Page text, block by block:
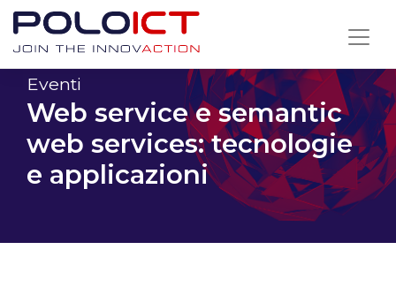
Skip
contentEventi
Web service e semantic
web services: tecnologie
e applicazioni